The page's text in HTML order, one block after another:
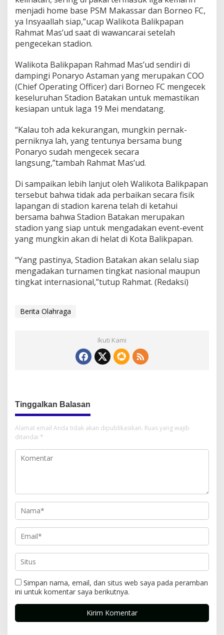
menjadi home base PSM Makassar dan Borneo FC,
ya Insyaallah siap,”ucap Walikota Balikpapan
Rahmat Mas’ud saat di wawancarai setelah
pengecekan stadion.
Walikota Balikpapan Rahmad Mas’ud sendiri di
dampingi Ponaryo Astaman yang merupakan COO
(Chief Operating Officer) dari Borneo FC mengecek
keseluruhan Stadion Batakan untuk memastikan
kesiapan untuk laga 19 Mei mendatang.
“Kalau toh ada kekurangan, mungkin pernak-
perniknya lah, yang tentunya bersama bung
Ponaryo sudah mengecek secara
langsung,”tambah Rahmat Mas’ud.
Di sampaikan lebih lanjut oleh Walikota Balikpapan
tersebut bahwa tidak ada perbaikan secara fisik
lapangan di stadion karena telah di ketahui
bersama bahwa Stadion Batakan merupakan
stadion yang siap untuk mengadakan event-event
yang mungkin akan di helat di Kota Balikpapan.
“Yang pastinya, Stadion Batakan akan selalu siap
mengadakan turnamen tingkat nasional maupun
tingkat internasional,”tutup Rahmat. (Redaksi)
Berita Olahraga
Ikuti Kami
Tinggalkan Balasan
Alamat email Anda tidak akan dipublikasikan. Ruas yang wajib
ditandai *
Simpan nama, email, dan situs web saya pada peramban
ini untuk komentar saya berikutnya.